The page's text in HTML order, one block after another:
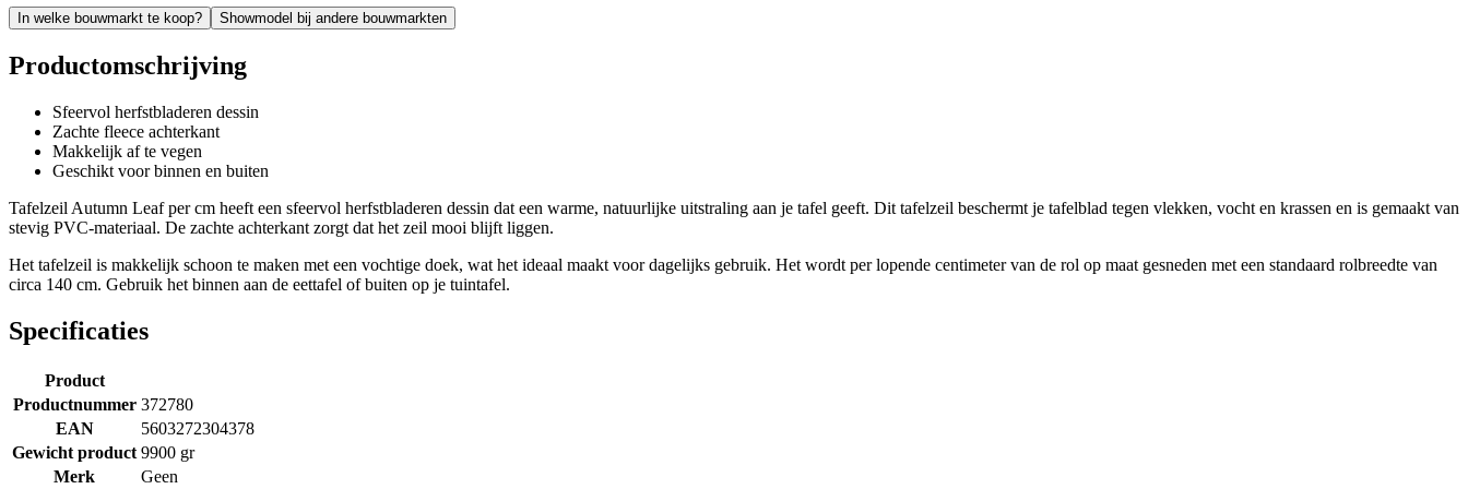
In welke bouwmarkt te koop? Showmodel bij andere bouwmarkten
Productomschrijving
Sfeervol herfstbladeren dessin
Zachte fleece achterkant
Makkelijk af te vegen
Geschikt voor binnen en buiten
Tafelzeil Autumn Leaf per cm heeft een sfeervol herfstbladeren dessin dat een warme, natuurlijke uitstraling aan je tafel geeft. Dit tafelzeil beschermt je tafelblad tegen vlekken, vocht en krassen en is gemaakt van
stevig PVC-materiaal. De zachte achterkant zorgt dat het zeil mooi blijft liggen.
Het tafelzeil is makkelijk schoon te maken met een vochtige doek, wat het ideaal maakt voor dagelijks gebruik. Het wordt per lopende centimeter van de rol op maat gesneden met een standaard rolbreedte van
circa 140 cm. Gebruik het binnen aan de eettafel of buiten op je tuintafel.
Specificaties
Product
Productnummer 372780
EAN
5603272304378
Gewicht product 9900 gr
Merk
Geen